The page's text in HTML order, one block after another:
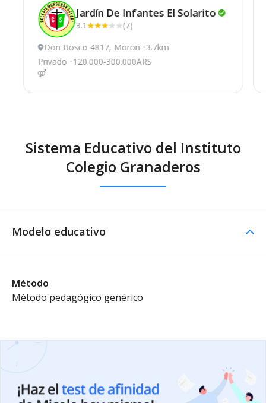
Jardín De Infantes El Solarito
3.1
(7)
Don Bosco 4817, Moron 3.7km
Privado
120.000-300.000ARS
Sistema Educativo del Instituto
Colegio Granaderos
Modelo educativo
Método
Método pedagógico genérico